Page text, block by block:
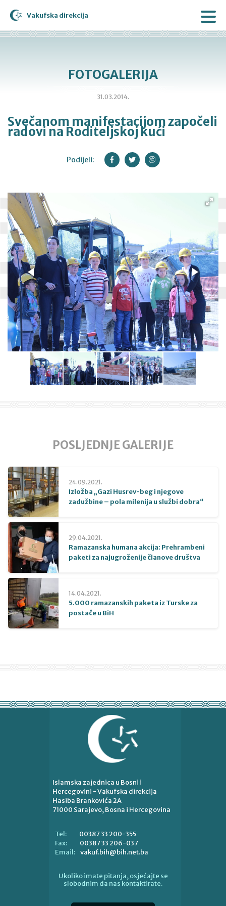
Vakufska direkcija
FOTOGALERIJA
31.03.2014.
Svečanom manifestacijom započeli
radovi na Roditeljskoj kući
Podijeli:
POSLJEDNJE GALERIJE
24.09.2021.
Izložba „Gazi Husrev-beg i njegove
zadužbine – pola milenija u službi dobra“
29.04.2021.
Ramazanska humana akcija: Prehrambeni
paketi za najugroženije članove društva
14.04.2021.
5.000 ramazanskih paketa iz Turske za
postače u BiH
Islamska zajednica u Bosni i
Hercegovini - Vakufska direkcija
Hasiba Brankovića 2A
71000 Sarajevo, Bosna i Hercegovina
Tel:
00387 33 200-355
Fax:
00387 33 206-037
Email: vakuf.bih@bih.net.ba
Ukoliko imate pitanja, osjećajte se
slobodnim da nas kontaktirate.